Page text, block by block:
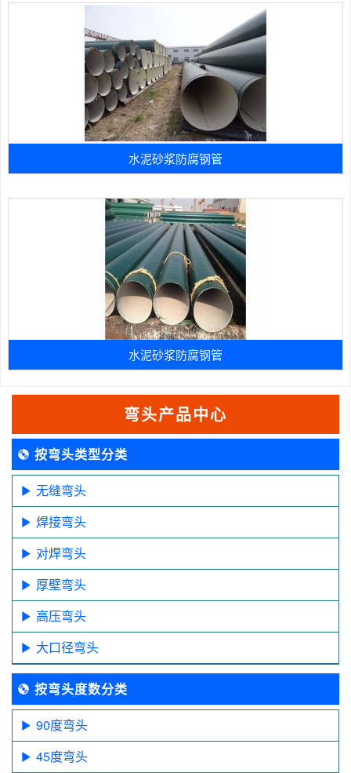
水泥砂浆防腐钢管
水泥砂浆防腐钢管
弯头产品中心
按弯头类型分类
无缝弯头
焊接弯头
对焊弯头
厚壁弯头
高压弯头
大口径弯头
按弯头度数分类
90度弯头
45度弯头